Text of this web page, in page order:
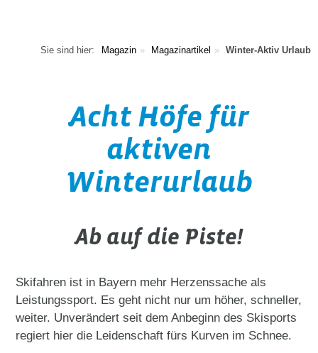
Winter-Aktiv Urlaub
Magazinartikel
Magazin
Sie sind hier:
Acht Höfe für
aktiven
Winterurlaub
Ab auf die Piste!
Skifahren ist in Bayern mehr Herzenssache als
Leistungssport. Es geht nicht nur um höher, schneller,
weiter. Unverändert seit dem Anbeginn des Skisports
regiert hier die Leidenschaft fürs Kurven im Schnee.